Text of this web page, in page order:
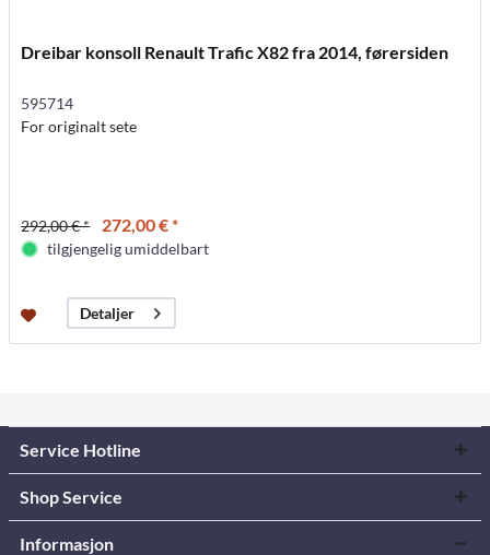
Dreibar konsoll Renault Trafic X82 fra 2014, førersiden
595714
For originalt sete
292,00 € * 272,00 € *
tilgjengelig umiddelbart
Detaljer
Service Hotline
Shop Service
Informasjon